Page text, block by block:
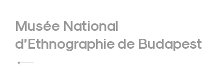
Navigation
de
l’article
Musée National
d’Ethnographie de Budapest